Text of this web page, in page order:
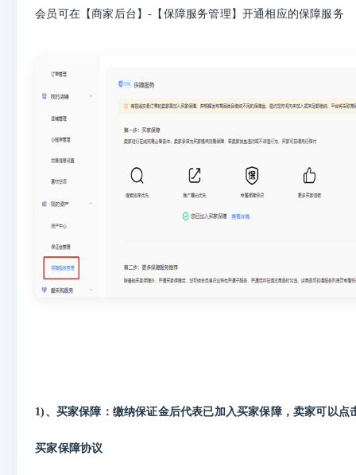
会员可在【商家后台】-【保障服务管理】开通相应的保障服务
1)、买家保障：缴纳保证金后代表已加入买家保障，卖家可以点
买家保障协议